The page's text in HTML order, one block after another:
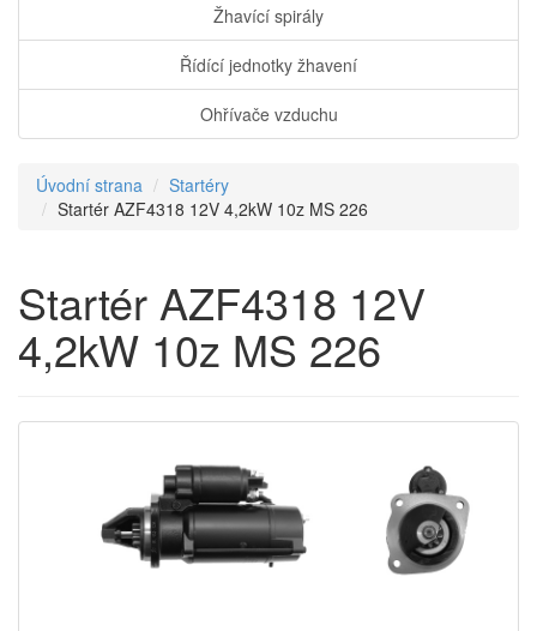
Žhavící spirály
Řídící jednotky žhavení
Ohřívače vzduchu
Úvodní strana
Startéry
Startér AZF4318 12V 4,2kW 10z MS 226
Startér AZF4318 12V
4,2kW 10z MS 226